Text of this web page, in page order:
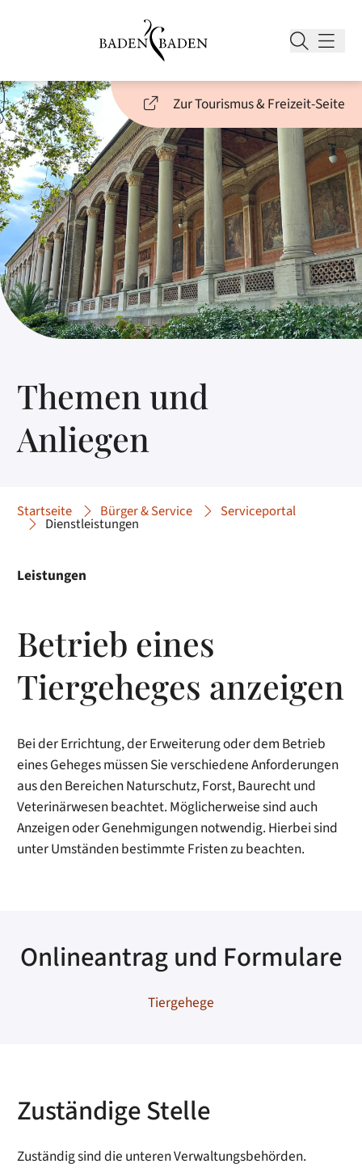
Zur Tourismus & Freizeit-Seite
Themen und
Anliegen
Startseite Bürger & Service Serviceportal
Dienstleistungen
Leistungen
Betrieb eines
Tiergeheges anzeigen
Bei der Errichtung, der Erweiterung oder dem Betrieb
eines Geheges müssen Sie verschiedene Anforderungen
aus den Bereichen Naturschutz, Forst, Baurecht und
Veterinärwesen beachtet. Möglicherweise sind auch
Anzeigen oder Genehmigungen notwendig. Hierbei sind
unter Umständen bestimmte Fristen zu beachten.
Onlineantrag und Formulare
Tiergehege
Zuständige Stelle
Zuständig sind die unteren Verwaltungsbehörden.